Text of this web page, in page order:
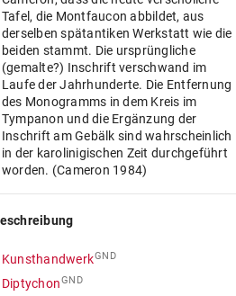
Tafel, die Montfaucon abbildet, aus
derselben spätantiken Werkstatt wie die
beiden stammt. Die ursprüngliche
(gemalte?) Inschrift verschwand im
Laufe der Jahrhunderte. Die Entfernung
des Monogramms in dem Kreis im
Tympanon und die Ergänzung der
Inschrift am Gebälk sind wahrscheinlich
in der karolinigischen Zeit durchgeführt
worden. (Cameron 1984)
KunsthandwerkGND
DiptychonGND